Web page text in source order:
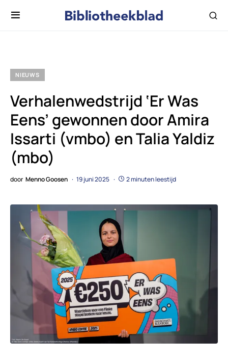
NIEUWS
Verhalenwedstrijd ‘Er Was
Eens’ gewonnen door Amira
Issarti (vmbo) en Talia Yaldiz
(mbo)
door Menno Goosen 19 juni 2025 2 minuten leestijd